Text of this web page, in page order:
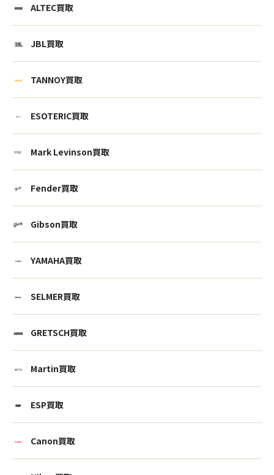
ALTEC買取
JBL買取
TANNOY買取
ESOTERIC買取
Mark Levinson買取
Fender買取
Gibson買取
YAMAHA買取
SELMER買取
GRETSCH買取
Martin買取
ESP買取
Canon買取